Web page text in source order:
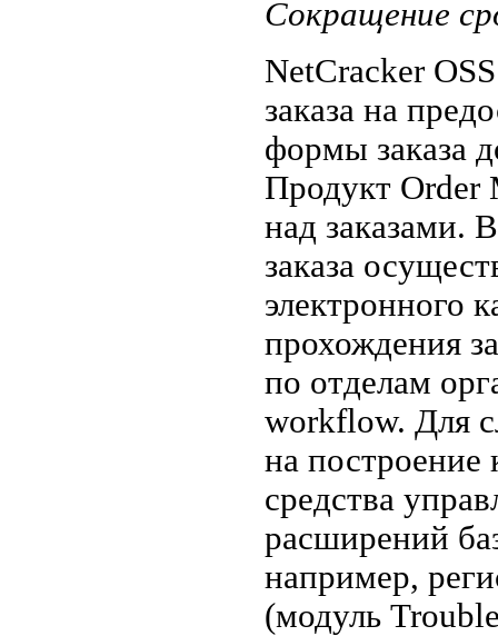
Сокращение
NetCracker
заказа на
формы заказа
Продукт Order
над заказами.
заказа
электронного
прохождения
по отделам
workflow. Для
на построение
средства
расширений
например,
(модуль